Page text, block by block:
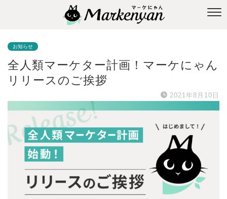
お知らせ
全人類マーケター計画！マーケにゃん
リリースのご挨拶
2021年8月10日